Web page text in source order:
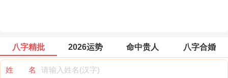
八字精批 2026运势 命中贵人 八字合婚
姓 名